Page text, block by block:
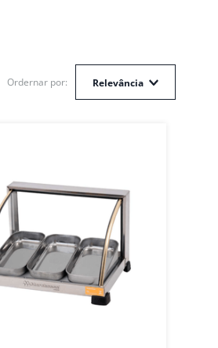
Relevância